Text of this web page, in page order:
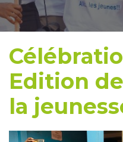
Edition
la